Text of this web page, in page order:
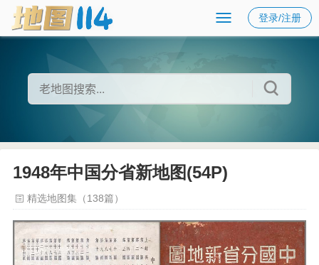
登录/注册
1948年中国分省新地图(54P)
精选地图集（138篇）